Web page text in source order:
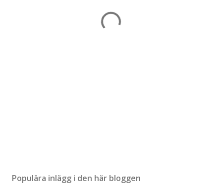
Populära inlägg i den här bloggen